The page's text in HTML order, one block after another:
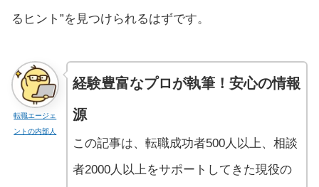
るヒント”を見つけられるはずです。
転職エージェ
ントの内部人
経験豊富なプロが執筆！安心の情報
源
この記事は、転職成功者500人以上、相談
者2000人以上をサポートしてきた現役の